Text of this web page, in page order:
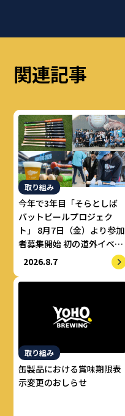
関連記事
取り組み
今年で3年目「そらとしば
バットビールプロジェク
ト」 8月7日（金）より参加
者募集開始 初の道外イベン
トも開催！
2026.8.7
取り組み
缶製品における賞味期限表
示変更のおしらせ